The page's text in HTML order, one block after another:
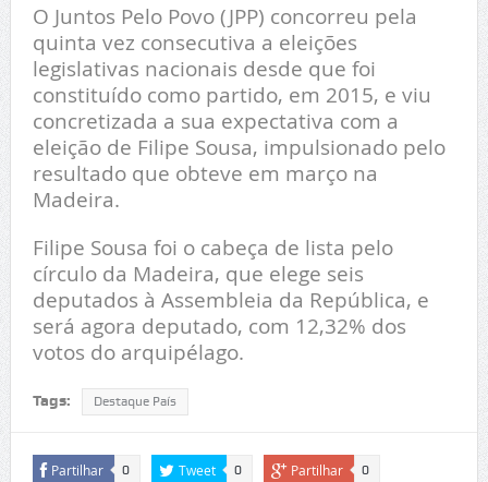
O Juntos Pelo Povo (JPP) concorreu pela
quinta vez consecutiva a eleições
legislativas nacionais desde que foi
constituído como partido, em 2015, e viu
concretizada a sua expectativa com a
eleição de Filipe Sousa, impulsionado pelo
resultado que obteve em março na
Madeira.
Filipe Sousa foi o cabeça de lista pelo
círculo da Madeira, que elege seis
deputados à Assembleia da República, e
será agora deputado, com 12,32% dos
votos do arquipélago.
Tags: Destaque País
Partilhar 0 Tweet 0 Partilhar 0